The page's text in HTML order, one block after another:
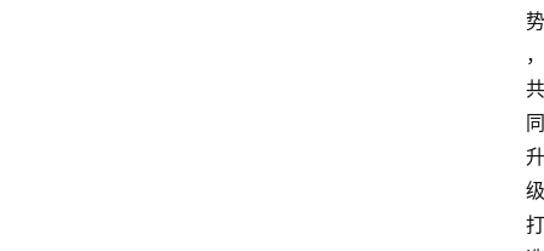
势
，
共
同
升
级
打